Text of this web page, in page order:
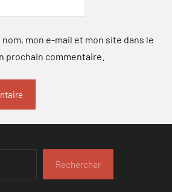
mon e-mail et mon site dans le
prochain commentaire.
Rechercher